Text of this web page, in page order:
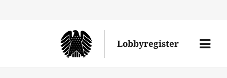
Lobbyregister
Menü